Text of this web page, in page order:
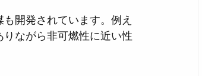
ながら非可燃性に近い性